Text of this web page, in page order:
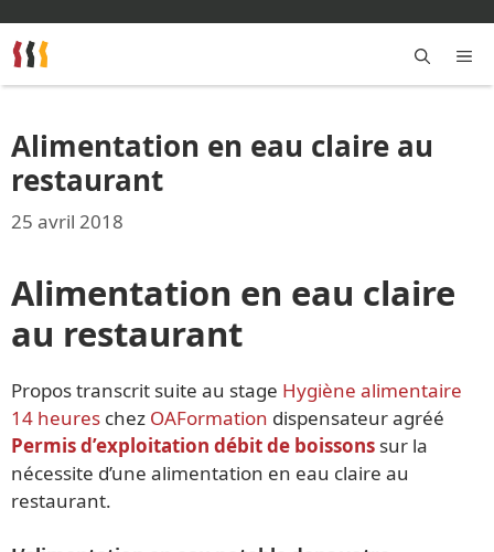
au
contenu
Alimentation en eau claire au
restaurant
25 avril 2018
Alimentation en eau claire
au restaurant
Propos transcrit suite au stage Hygiène alimentaire
14 heures chez OAFormation dispensateur agréé
Permis d’exploitation débit de boissons sur la
nécessite d’une alimentation en eau claire au
restaurant.